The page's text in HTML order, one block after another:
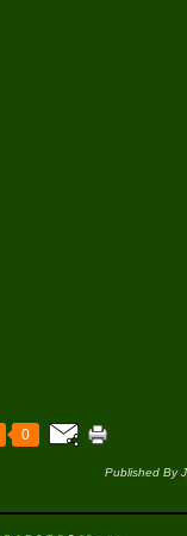
0
Published By